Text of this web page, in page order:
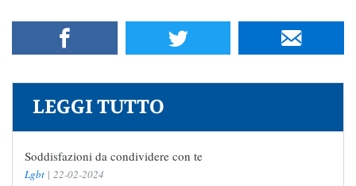
LEGGI TUTTO
Soddisfazioni da condividere con te
Lgbt | 22-02-2024